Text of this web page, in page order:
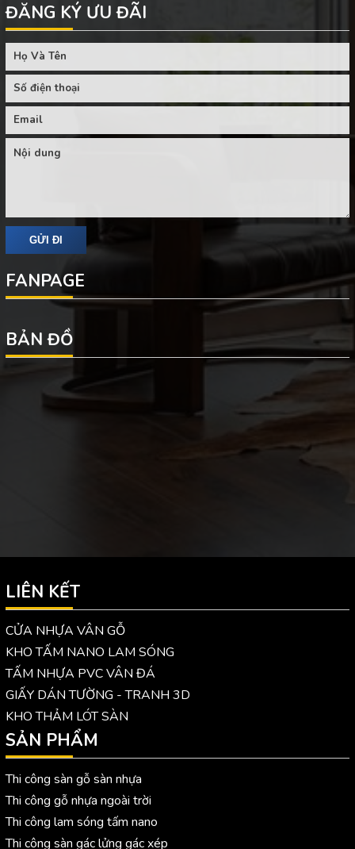
ĐĂNG KÝ ƯU ĐÃI
FANPAGE
BẢN ĐỒ
LIÊN KẾT
CỬA NHỰA VÂN GỖ
KHO TẤM NANO LAM SÓNG
TẤM NHỰA PVC VÂN ĐÁ
GIẤY DÁN TƯỜNG - TRANH 3D
KHO THẢM LÓT SÀN
SẢN PHẨM
Thi công sàn gỗ sàn nhựa
Thi công gỗ nhựa ngoài trời
Thi công lam sóng tấm nano
Thi công sàn gác lửng gác xép